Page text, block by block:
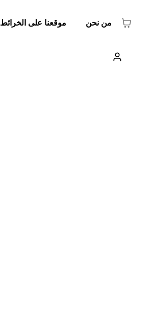
موقعنا على الخرائط من نحن